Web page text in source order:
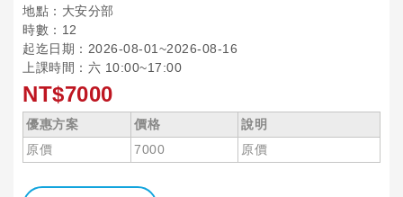
地點：大安分部
時數：12
起迄日期：2026-08-01~2026-08-16
上課時間：六 10:00~17:00
NT$7000
優惠方案 價格
說明
原價
7000 原價